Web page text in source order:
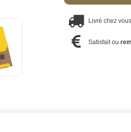
Livré chez
Satisfait ou